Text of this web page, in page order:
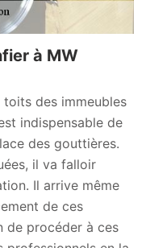
à MW
des immeubles
indispensable de
des gouttières.
il va falloir
Il arrive même
de ces
de procéder à ces